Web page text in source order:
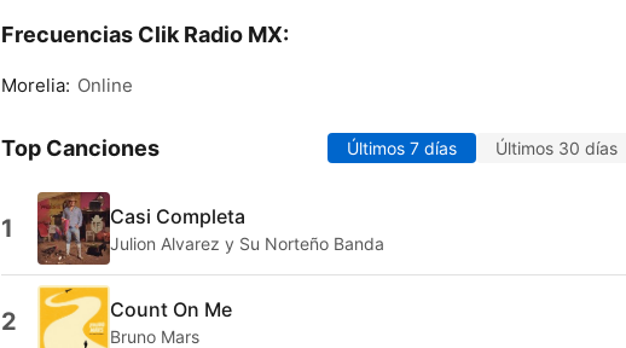
Frecuencias Clik Radio MX:
Morelia: Online
Top Canciones Últimos 7 días Últimos 30 días
1 Casi Completa
Julion Alvarez y Su Norteño Banda
2 Count On Me
Bruno Mars